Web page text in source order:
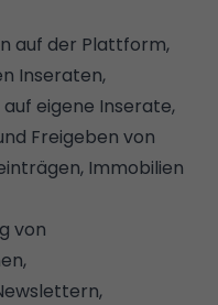
auf der Plattform,
Inseraten,
eigene Inserate,
Freigeben von
Immobilien
von